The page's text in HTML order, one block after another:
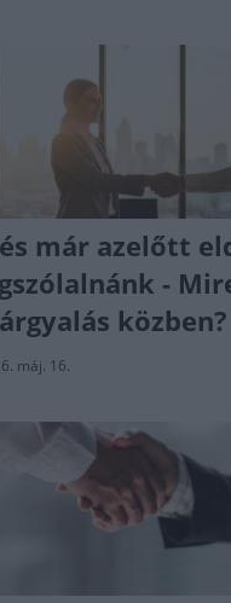
már azelőtt
-
közben?
máj. 16.